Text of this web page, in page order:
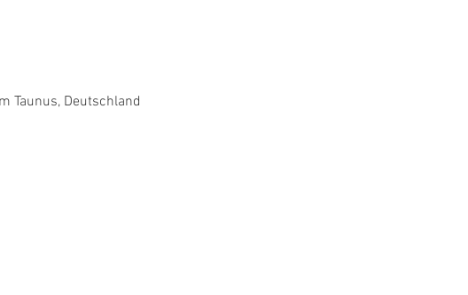
Taunus, Deutschland